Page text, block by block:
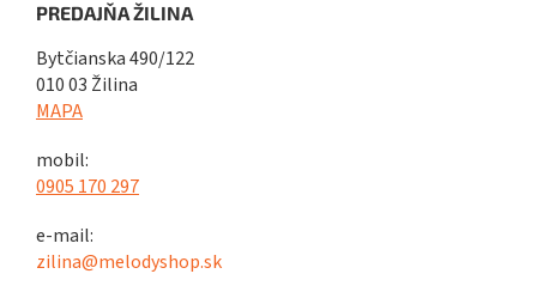
PREDAJŇA ŽILINA
Bytčianska 490/122
010 03 Žilina
MAPA
mobil:
0905 170 297
e-mail:
zilina@melodyshop.sk